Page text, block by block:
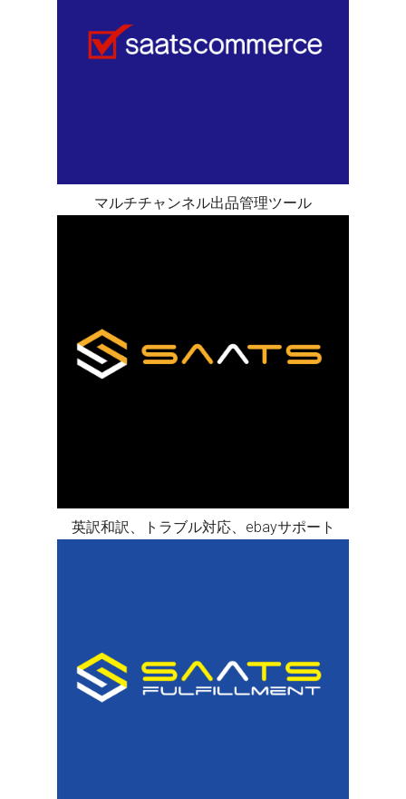
マルチチャンネル出品管理ツール
英訳和訳、トラブル対応、ebayサポート